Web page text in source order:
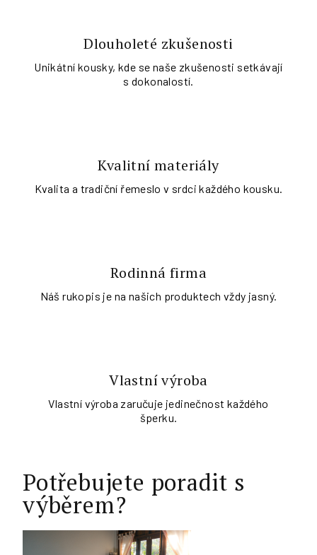
Dlouholeté zkušenosti
Unikátní kousky, kde se naše zkušenosti setkávají
s dokonalostí.
Kvalitní materiály
Kvalita a tradiční řemeslo v srdci každého kousku.
Rodinná firma
Náš rukopis je na našich produktech vždy jasný.
Vlastní výroba
Vlastní výroba zaručuje jedinečnost každého
šperku.
Potřebujete poradit s
výběrem?